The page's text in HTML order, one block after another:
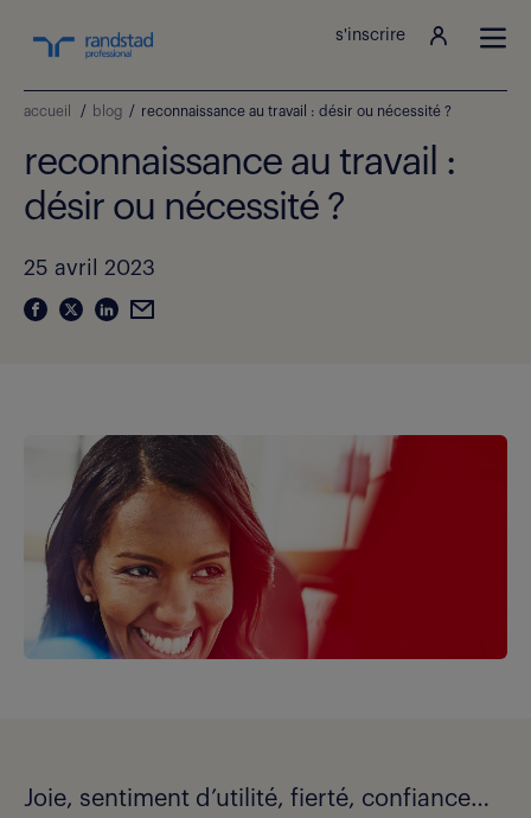
s'inscrire
accueil / blog / reconnaissance au travail : désir ou nécessité ?
reconnaissance au travail :
désir ou nécessité ?
25 avril 2023
Joie, sentiment d’utilité, fierté, confiance…